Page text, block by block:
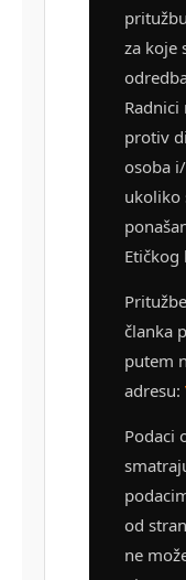
za koje
protiv
osoba
ukoliko
Etičkog
članka
putem
adresu:
Podaci
od
ne